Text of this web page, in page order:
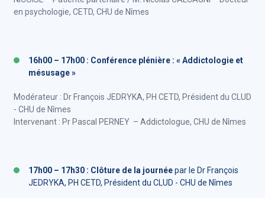
en psychologie, CETD, CHU de Nîmes
16h00 – 17h00 : Conférence plénière : « Addictologie et
mésusage »
Modérateur : Dr François JEDRYKA, PH CETD, Président du CLUD
- CHU de Nîmes
Intervenant : Pr Pascal PERNEY – Addictologue, CHU de Nîmes
17h00 – 17h30 : Clôture de la journéepar le Dr François
JEDRYKA, PH CETD, Président du CLUD - CHU de Nîmes